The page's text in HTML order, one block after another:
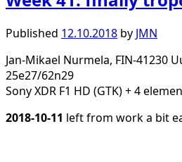
Published 12.10.2018 by JMN
Jan-Mikael Nurmela, FIN-41230
25e27/62n29
Sony XDR F1 HD (GTK) + 4
2018-10-11 left from work a bit